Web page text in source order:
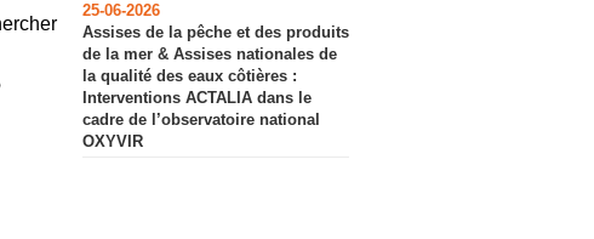
25-06-2026
Assises de la pêche et des produits
de la mer & Assises nationales de
la qualité des eaux côtières :
Interventions ACTALIA dans le
cadre de l’observatoire national
OXYVIR